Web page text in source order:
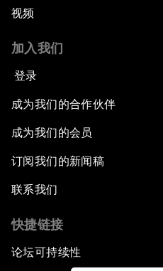
视频
加入我们
登录
成为我们的合作伙伴
成为我们的会员
订阅我们的新闻稿
联系我们
快捷链接
论坛可持续性